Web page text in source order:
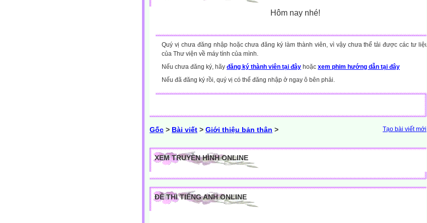
Hôm nay nhé!
Quý vị chưa đăng nhập hoặc chưa đăng ký làm thành viên, vì vậy chưa thể tải được các tư liệu
của Thư viện về máy tính của mình.
Nếu chưa đăng ký, hãy đăng ký thành viên tại đây hoặc xem phim hướng dẫn tại đây
Nếu đã đăng ký rồi, quý vị có thể đăng nhập ở ngay ô bên phải.
Gốc > Bài viết > Giới thiệu bản thân > Tạo bài viết mới
XEM TRUYỀN HÌNH ONLINE
ĐỀ THI TIẾNG ANH ONLINE